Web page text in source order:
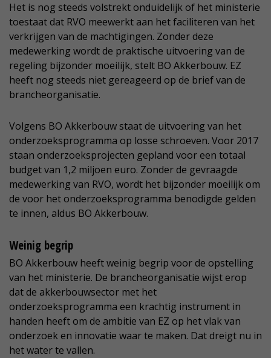
Het is nog steeds volstrekt onduidelijk of het ministerie
toestaat dat RVO meewerkt aan het faciliteren van het
verkrijgen van de machtigingen. Zonder deze
medewerking wordt de praktische uitvoering van de
regeling bijzonder moeilijk, stelt BO Akkerbouw. EZ
heeft nog steeds niet gereageerd op de brief van de
brancheorganisatie.
Volgens BO Akkerbouw staat de uitvoering van het
onderzoeksprogramma op losse schroeven. Voor 2017
staan onderzoeksprojecten gepland voor een totaal
budget van 1,2 miljoen euro. Zonder de gevraagde
medewerking van RVO, wordt het bijzonder moeilijk om
de voor het onderzoeksprogramma benodigde gelden
te innen, aldus BO Akkerbouw.
Weinig begrip
BO Akkerbouw heeft weinig begrip voor de opstelling
van het ministerie. De brancheorganisatie wijst erop
dat de akkerbouwsector met het
onderzoeksprogramma een krachtig instrument in
handen heeft om de ambitie van EZ op het vlak van
onderzoek en innovatie waar te maken. Dat dreigt nu in
het water te vallen.